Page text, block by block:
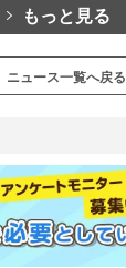
もっと見る
ニュース一覧へ戻る